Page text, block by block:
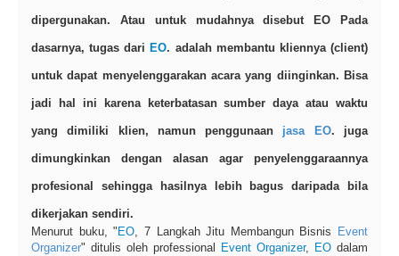
dipergunakan. Atau untuk mudahnya disebut EO Pada
dasarnya, tugas dari EO. adalah membantu kliennya (client)
untuk dapat menyelenggarakan acara yang diinginkan. Bisa
jadi hal ini karena keterbatasan sumber daya atau waktu
yang dimiliki klien, namun penggunaan jasa EO. juga
dimungkinkan dengan alasan agar penyelenggaraannya
profesional sehingga hasilnya lebih bagus daripada bila
dikerjakan sendiri.
Menurut buku, " EO, 7 Langkah Jitu Membangun Bisnis
Event
Organizer" ditulis oleh professional Event Organizer, EO dalam